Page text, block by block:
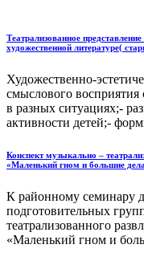
Театрализованное
художественной литературе(
Художественно-
смыслового восприятия
в разных ситуациях;-
активности детей;-
Конспект музыкально –
«Маленький гном и большие
К районному семинару
подготовительных
театрализованного
«Маленький гном и